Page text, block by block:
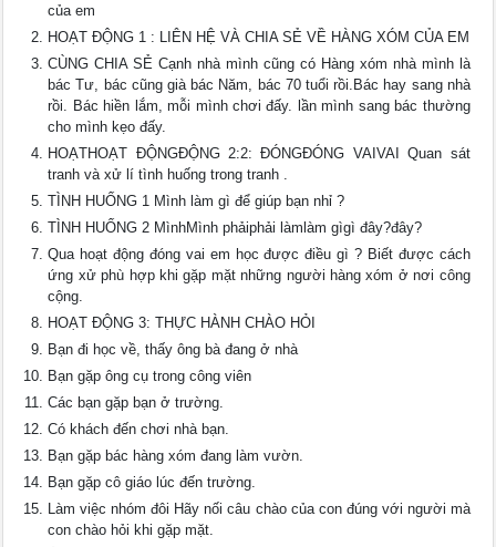
của em
HOẠT ĐỘNG 1 : LIÊN HỆ VÀ CHIA SẺ VỀ HÀNG XÓM CỦA EM
CÙNG CHIA SẺ Cạnh nhà mình cũng có Hàng xóm nhà mình là
bác Tư, bác cũng già bác Năm, bác 70 tuổi rồi.Bác hay sang nhà
rồi. Bác hiền lắm, mỗi mình chơi đấy. lần mình sang bác thường
cho mình kẹo đấy.
HOẠTHOẠT ĐỘNGĐỘNG 2:2: ĐÓNGĐÓNG VAIVAI Quan sát
tranh và xử lí tình huống trong tranh .
TÌNH HUỐNG 1 Mình làm gì để giúp bạn nhỉ ?
TÌNH HUỐNG 2 MìnhMình phảiphải làmlàm gìgì đây?đây?
Qua hoạt động đóng vai em học được điều gì ? Biết được cách
ứng xử phù hợp khi gặp mặt những người hàng xóm ở nơi công
cộng.
HOẠT ĐỘNG 3: THỰC HÀNH CHÀO HỎI
Bạn đi học về, thấy ông bà đang ở nhà
Bạn gặp ông cụ trong công viên
Các bạn gặp bạn ở trường.
Có khách đến chơi nhà bạn.
Bạn gặp bác hàng xóm đang làm vườn.
Bạn gặp cô giáo lúc đến trường.
Làm việc nhóm đôi Hãy nối câu chào của con đúng với người mà
con chào hỏi khi gặp mặt.